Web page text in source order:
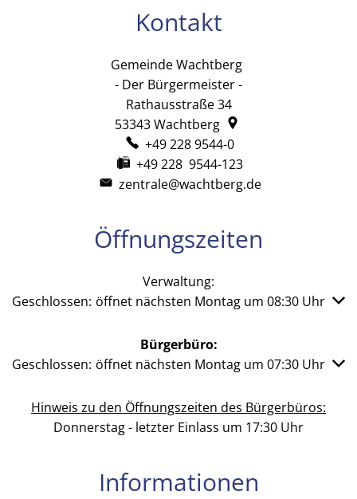
Kontakt
Gemeinde Wachtberg
- Der Bürgermeister -
Rathausstraße 34
53343Wachtberg
+49 228 9544-0
+49 228 9544-123
zentrale@wachtberg.de
Öffnungszeiten
Verwaltung:
Klicken, um weitere Öffnungs- oder Schließzeiten
Geschlossen: öffnet nächsten Montag um 08:30 Uhr
Bürgerbüro:
Klicken, um weitere Öffnungs- oder Schließzeiten
Geschlossen: öffnet nächsten Montag um 07:30 Uhr
Hinweis zu den Öffnungszeiten des Bürgerbüros:
Donnerstag - letzter Einlass um 17:30 Uhr
Informationen